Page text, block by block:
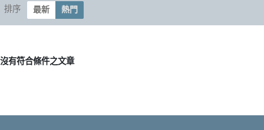
排序 最新 熱門
沒有符合條件之文章